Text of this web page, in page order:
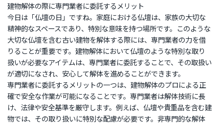
建物解体の際に専門業者に委託するメリット
今日は「仏壇の日」ですね。家庭における仏壇は、家族の大切な
精神的なスペースであり、特別な意味を持つ場所です。このような
大切な仏壇を含む古い建物を解体する際には、専門業者の力を借
りることが重要です。建物解体において仏壇のような特別な取り
扱いが必要なアイテムは、専門業者に委託することで、その取扱い
が適切になされ、安心して解体を進めることができます。
専門業者に委託するメリットの一つは、建物解体のプロによる正
確で安全な作業が可能になることです。専門業者は解体技術に長
け、法律や安全基準を厳守します。例えば、仏壇や貴重品を含む建
物では、その取り扱いに特別な配慮が必要です。非専門的な解体